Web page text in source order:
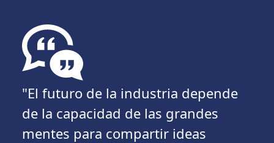
"El futuro de la industria depende
de la capacidad de las grandes
mentes para compartir ideas